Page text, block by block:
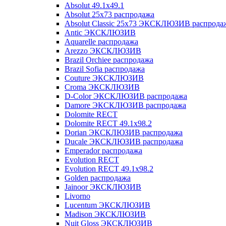
Absolut 49.1x49.1
Absolut 25x73 распродажа
Absolut Classic 25x73 ЭКСКЛЮЗИВ
Antic ЭКСКЛЮЗИВ
Aquarelle распродажа
Arezzo ЭКСКЛЮЗИВ
Brazil Orchiee распродажа
Brazil Sofia распродажа
Couture ЭКСКЛЮЗИВ
Croma ЭКСКЛЮЗИВ
D-Color ЭКСКЛЮЗИВ распродажа
Damore ЭКСКЛЮЗИВ распродажа
Dolomite RECT
Dolomite RECT 49.1x98.2
Dorian ЭКСКЛЮЗИВ распродажа
Ducale ЭКСКЛЮЗИВ распродажа
Emperador распродажа
Evolution RECT
Evolution RECT 49.1x98.2
Golden распродажа
Jainoor ЭКСКЛЮЗИВ
Livorno
Lucentum ЭКСКЛЮЗИВ
Madison ЭКСКЛЮЗИВ
Nuit Gloss ЭКСКЛЮЗИВ